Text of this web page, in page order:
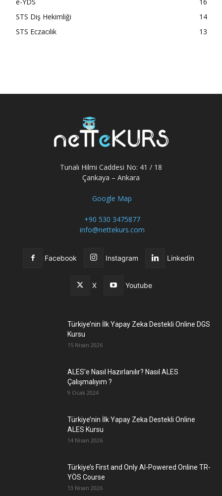
STS Diş Hekimliği
14
STS Eczacılık
13
Tunalı Hilmi Caddesi No: 41 / 18
Çankaya – Ankara
Google Map
+90 530 3475877
info@nettekurs.com
Facebook Instagram Linkedin
X Youtube
Türkiye’nin İlk Yapay Zeka Destekli Online DGS
Kursu
15 Nisan 2026
ALES’e Nasıl Hazırlanılır? Nasıl ALES
Çalışmalıyım ?
9 Ocak 2024
Türkiye’nin İlk Yapay Zeka Destekli Online
ALES Kursu
14 Nisan 2026
Türkiye’s First and Only AI-Powered Online TR-
YÖS Course
13 Nisan 2026